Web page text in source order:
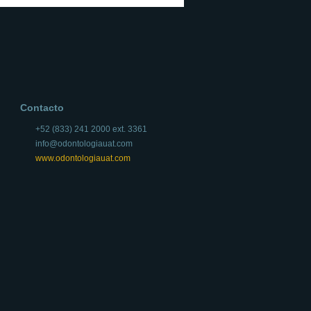
Contacto
+52 (833) 241 2000 ext. 3361
info@odontologiauat.com
www.odontologiauat.com